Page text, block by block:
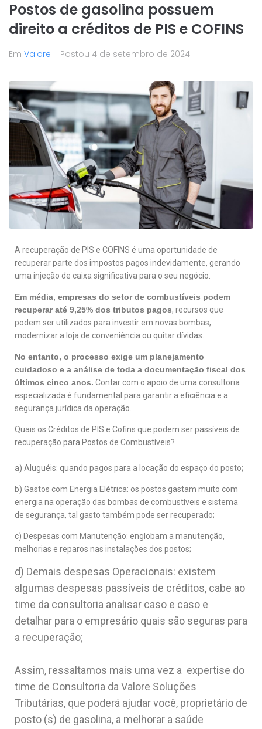
Postos de gasolina possuem
direito a créditos de PIS e COFINS
Em Valore Postou 4 de setembro de 2024
A recuperação de PIS e COFINS é uma oportunidade de
recuperar parte dos impostos pagos indevidamente, gerando
uma injeção de caixa significativa para o seu negócio.
Em média, empresas do setor de combustíveis podem
recuperar até 9,25% dos tributos pagos, recursos que
podem ser utilizados para investir em novas bombas,
modernizar a loja de conveniência ou quitar dívidas.
No entanto, o processo exige um planejamento
cuidadoso e a análise de toda a documentação fiscal dos
últimos cinco anos. Contar com o apoio de uma consultoria
especializada é fundamental para garantir a eficiência e a
segurança jurídica da operação.
Quais os Créditos de PIS e Cofins que podem ser passíveis de
recuperação para Postos de Combustíveis?
a) Aluguéis: quando pagos para a locação do espaço do posto;
b) Gastos com Energia Elétrica: os postos gastam muito com
energia na operação das bombas de combustíveis e sistema
de segurança, tal gasto também pode ser recuperado;
c) Despesas com Manutenção: englobam a manutenção,
melhorias e reparos nas instalações dos postos;
d) Demais despesas Operacionais: existem
algumas despesas passíveis de créditos, cabe ao
time da consultoria analisar caso e caso e
detalhar para o empresário quais são seguras para
a recuperação;
Assim, ressaltamos mais uma vez a expertise do
time de Consultoria da Valore Soluções
Tributárias, que poderá ajudar você, proprietário de
posto (s) de gasolina, a melhorar a saúde